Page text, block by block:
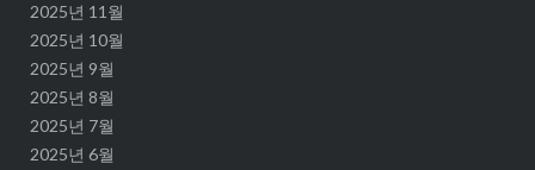
2025년 11월
2025년 10월
2025년 9월
2025년 8월
2025년 7월
2025년 6월